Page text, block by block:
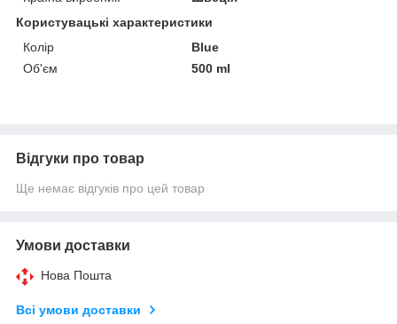
Користувацькі характеристики
Колір
Blue
Об'єм
500 ml
Відгуки про товар
Ще немає відгуків про цей товар
Умови доставки
Нова Пошта
Всі умови доставки